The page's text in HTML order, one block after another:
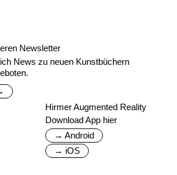
Newsletter
News zu neuen Kunstbüchern
Hirmer Augmented Reality
Download App hier
→ Android
→ iOS